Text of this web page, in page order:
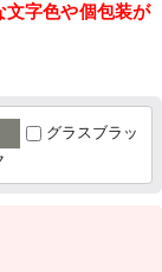
文字色や個包装が
グラスブラッ